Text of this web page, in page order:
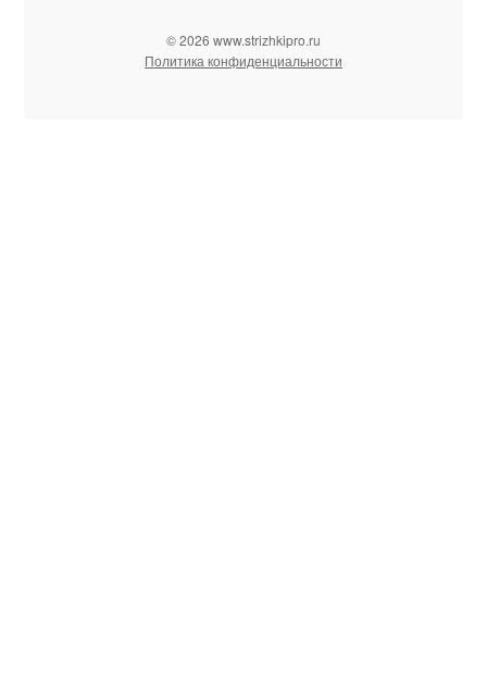
© 2026 www.strizhkipro.ru
Политика конфиденциальности